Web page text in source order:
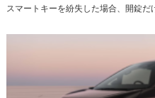
スマートキーを紛失した場合、開錠だ